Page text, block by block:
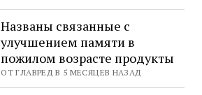
Названы связанные с
улучшением памяти в
пожилом возрасте продукты
ОТ ГЛАВРЕД В 5 МЕСЯЦЕВ НАЗАД